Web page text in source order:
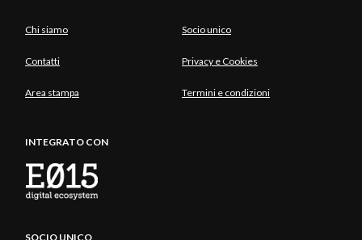
Chi siamo Socio unico
Contatti Privacy e Cookies
Area stampa Termini e condizioni
INTEGRATO CON
SOCIO UNICO